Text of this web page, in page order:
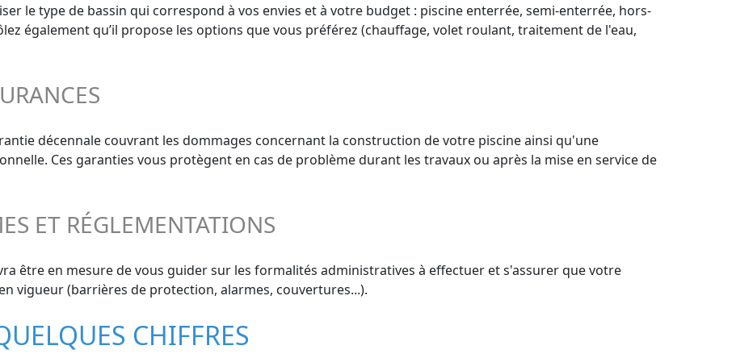
le type de bassin qui correspond à vos envies et à votre budget : piscine enterrée, semi-enterrée, hors-
également qu’il propose les options que vous préférez (chauffage, volet roulant, traitement de l'eau,
décennale couvrant les dommages concernant la construction de votre piscine ainsi qu'une
Ces garanties vous protègent en cas de problème durant les travaux ou après la mise en service de
ET RÉGLEMENTATIONS
être en mesure de vous guider sur les formalités administratives à effectuer et s'assurer que votre
vigueur (barrières de protection, alarmes, couvertures...).
CHIFFRES